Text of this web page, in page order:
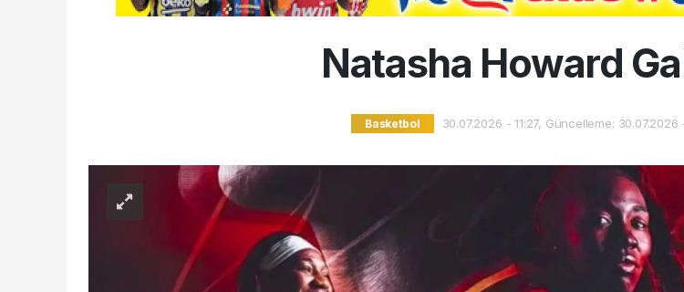
Natasha Howard
Basketbol 30.07.2026 - 11:27, Güncelleme: 30.07.2026